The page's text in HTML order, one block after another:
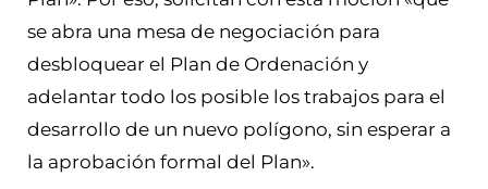
se abra una mesa de negociación para
desbloquear el Plan de Ordenación y
adelantar todo los posible los trabajos para el
desarrollo de un nuevo polígono, sin esperar a
la aprobación formal del Plan».